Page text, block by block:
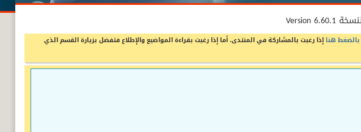
بالضغط هنا إذا رغبت بالمشاركة في المنتدى، أما إذا رغبت بقراءة المواضيع والإطلاع فتفضل بزيارة القسم الذي